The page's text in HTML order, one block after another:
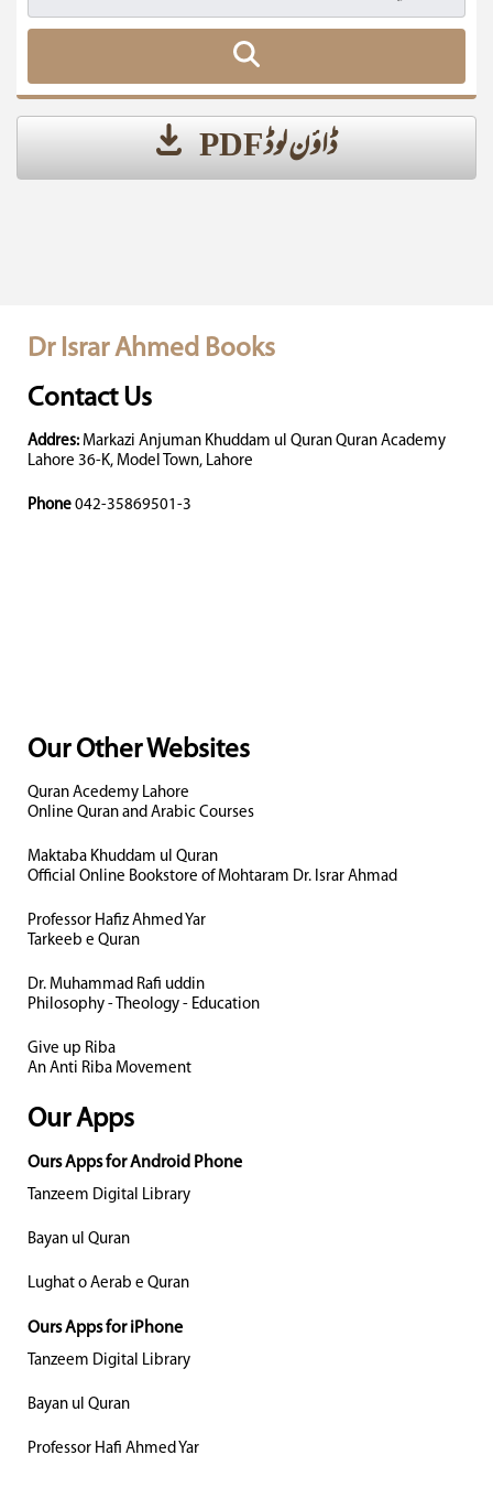
ڈاؤن لوڈ PDF
Dr Israr Ahmed Books
Contact Us
Addres: Markazi Anjuman Khuddam ul Quran Quran Academy
Lahore 36-K, Model Town, Lahore
Phone 042-35869501-3
Our Other Websites
Quran Acedemy Lahore
Online Quran and Arabic Courses
Maktaba Khuddam ul Quran
Official Online Bookstore of Mohtaram Dr. Israr Ahmad
Professor Hafiz Ahmed Yar
Tarkeeb e Quran
Dr. Muhammad Rafi uddin
Philosophy - Theology - Education
Give up Riba
An Anti Riba Movement
Our Apps
Ours Apps for Android Phone
Tanzeem Digital Library
Bayan ul Quran
Lughat o Aerab e Quran
Ours Apps for iPhone
Tanzeem Digital Library
Bayan ul Quran
Professor Hafi Ahmed Yar